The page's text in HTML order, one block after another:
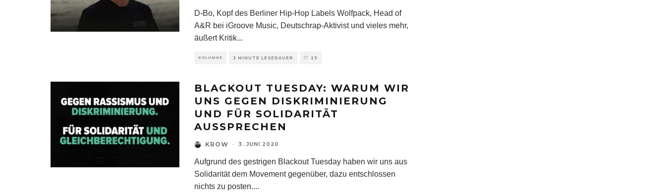
D-Bo, Kopf des Berliner Hip-Hop Labels Wolfpack, Head of
A&R bei iGroove Music, Deutschrap-Aktivist und vieles mehr,
äußert Kritik...
KOLUMNE 3 MINUTE LESEDAUER 23
BLACKOUT TUESDAY: WARUM WIR
UNS GEGEN DISKRIMINIERUNG
UND FÜR SOLIDARITÄT
AUSSPRECHEN
KROW · 3. JUNI 2020
Aufgrund des gestrigen Blackout Tuesday haben wir uns aus
Solidarität dem Movement gegenüber, dazu entschlossen
nichts zu posten....